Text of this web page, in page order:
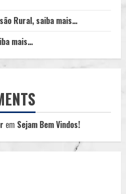
Rural, saiba mais…
mais…
em Sejam Bem Vindos!